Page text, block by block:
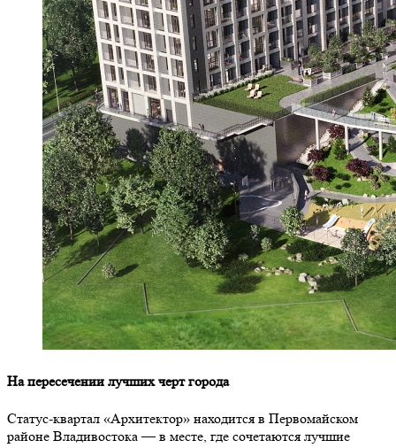
На пересечении лучших черт города
Статус-квартал «Архитектор» находится в Первомайском
районе Владивостока — в месте, где сочетаются лучшие